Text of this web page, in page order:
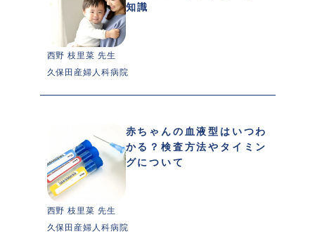
知識
西野 枝里菜 先生
久保田産婦人科病院
赤ちゃんの血液型はいつわ
かる？検査方法やタイミン
グについて
西野 枝里菜 先生
久保田産婦人科病院